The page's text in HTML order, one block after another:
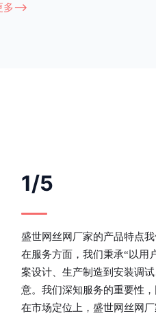
多-->
1/5
盛世网丝网厂家的产品特点
在服务方面，我们秉承“以用
案设计、生产制造到安装调
意。我们深知服务的重要性
在市场定位上， 盛世网丝网厂